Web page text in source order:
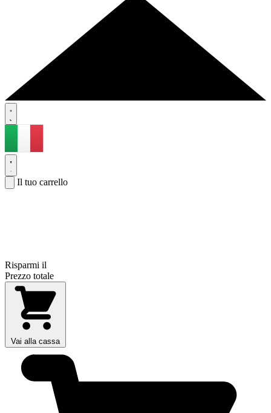
Il tuo carrello
Risparmi il
Prezzo totale
Vai alla cassa